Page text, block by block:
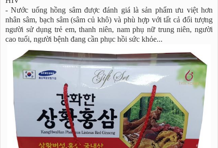
- Nước uống hồng sâm được đánh giá là sản phẩm ưu việt hơn
nhân sâm, bạch sâm (sâm củ khô) và phù hợp với tất cả đối tượng
người sử dụng trẻ em, thanh niên, nam phụ nữ trung niên, người
cao tuổi, người bệnh đang cần phục hồi sức khỏe...